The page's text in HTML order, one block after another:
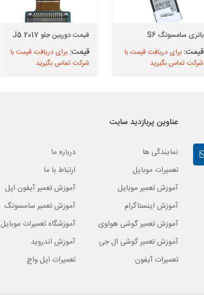
باتری سامسونگ S6
برای دریافت قیمت با
شرکت تماس بگیرید
قیمت دوربین جلو J5 2017
برای دریافت قیمت با
شرکت تماس بگیرید
عناوین پربازدید سایت
نمایندگی ها درباره ما
تعمیرات موبایل
ارتباط با ما
آموزش تعمیر موبایل
آموزش تعمیر آیفون اپل
آموزش اینستاگرام
آموزش تعمیر سامسونگ
آموزش تعمیر گوشی هواوی
آموزشگاه تعمیرات موبایل
آموزش تعمیر گوشی ال جی
آموزش اندروید
تعمیرات آیفون
تعمیرات اپل واچ